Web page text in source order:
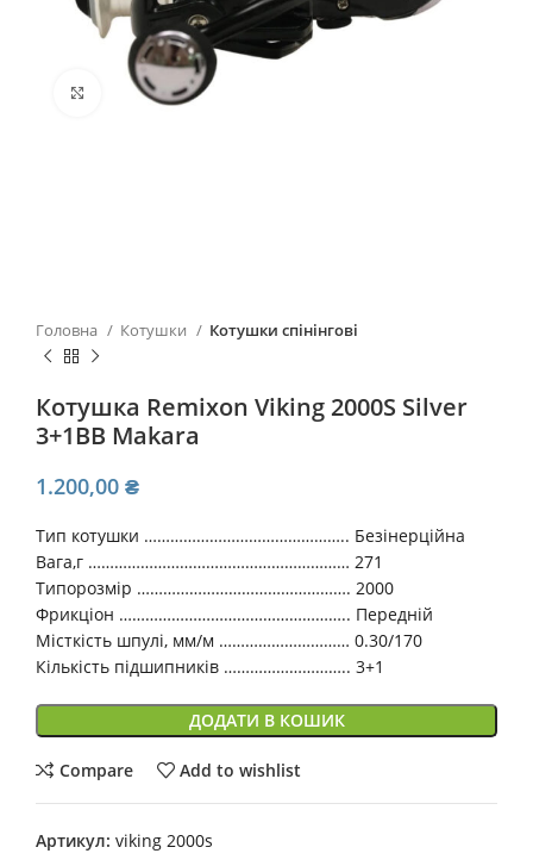
Click to enlarge
Головна Котушки Котушки спінінгові
Котушка Remixon Viking 2000S Silver
3+1BB Makara
1.200,00 ₴
Тип котушки ……………………………………….. Безінерційна
Вага,г …………………………………………………… 271
Типорозмір …………………………………………. 2000
Фрикціон …………………………………………….. Передній
Місткість шпулі, мм/м ………………………… 0.30/170
Кількість підшипників ……………………….. 3+1
ДОДАТИ В КОШИК
Compare Add to wishlist
Артикул: viking 2000s